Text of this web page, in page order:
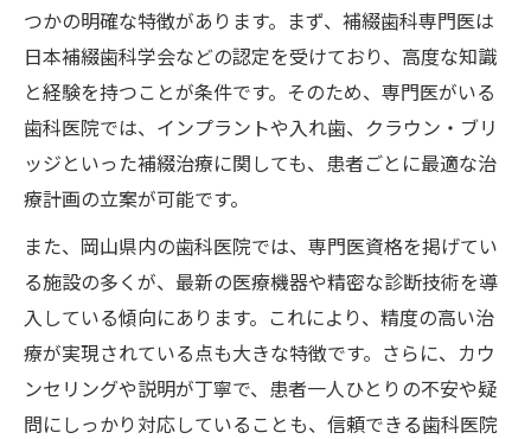
つかの明確な特徴があります。まず、補綴歯科専門医は
日本補綴歯科学会などの認定を受けており、高度な知識
と経験を持つことが条件です。そのため、専門医がいる
歯科医院では、インプラントや入れ歯、クラウン・ブリ
ッジといった補綴治療に関しても、患者ごとに最適な治
療計画の立案が可能です。
また、岡山県内の歯科医院では、専門医資格を掲げてい
る施設の多くが、最新の医療機器や精密な診断技術を導
入している傾向にあります。これにより、精度の高い治
療が実現されている点も大きな特徴です。さらに、カウ
ンセリングや説明が丁寧で、患者一人ひとりの不安や疑
問にしっかり対応していることも、信頼できる歯科医院